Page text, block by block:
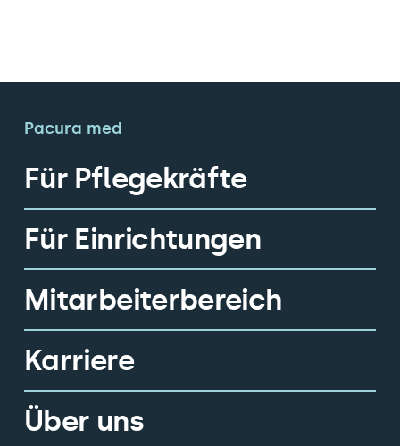
Pacura med
Für Pflegekräfte
Für Einrichtungen
Mitarbeiterbereich
Karriere
Über uns